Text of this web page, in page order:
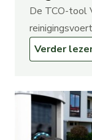
De TCO-tool
Verder